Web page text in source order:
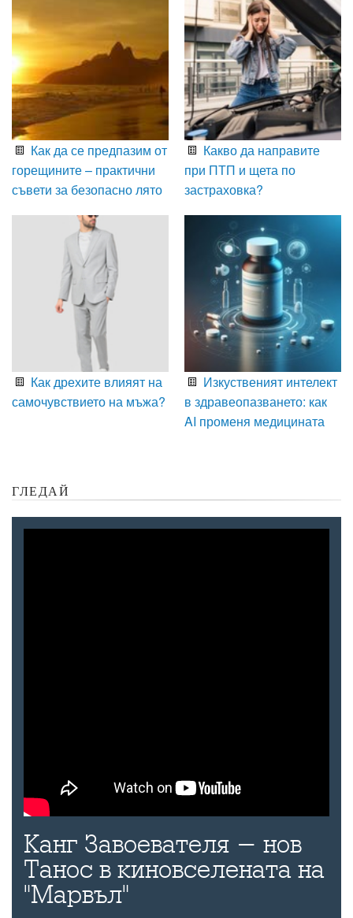
Как да се предпазим от
горещините – практични
съвети за безопасно лято
Какво да направите
при ПТП и щета по
застраховка?
Как дрехите влияят на
самочувствието на мъжа?
Изкуственият интелект
в здравеопазването: как
AI променя медицината
ГЛЕДАЙ
Канг Завоевателя - нов
Танос в киновселената на
"Марвъл"